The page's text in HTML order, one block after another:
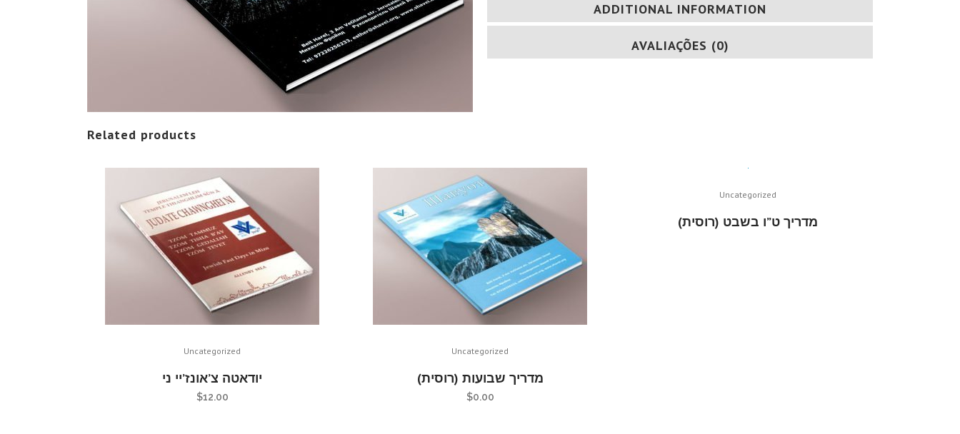
ADDITIONAL INFORMATION
AVALIAÇÕES (0)
Related products
Uncategorized
יודאטה צ’אונז’יי ני
$12.00
Uncategorized
מדריך שבועות (רוסית)
$0.00
Uncategorized
מדריך ט”ו בשבט (רוסית)